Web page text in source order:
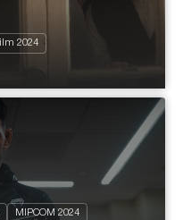
2024
MIPCOM 2024